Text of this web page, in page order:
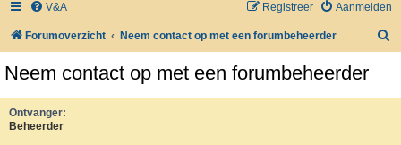
V&A Aanmelden
Registreer
Forumoverzicht Neem contact op met een forumbeheerder
Neem contact op met een forumbeheerder
Ontvanger:
Beheerder